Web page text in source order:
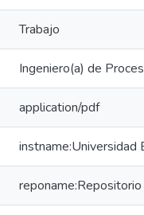
Trabajo
Ingeniero(a) de
application/pdf
instname:Universidad